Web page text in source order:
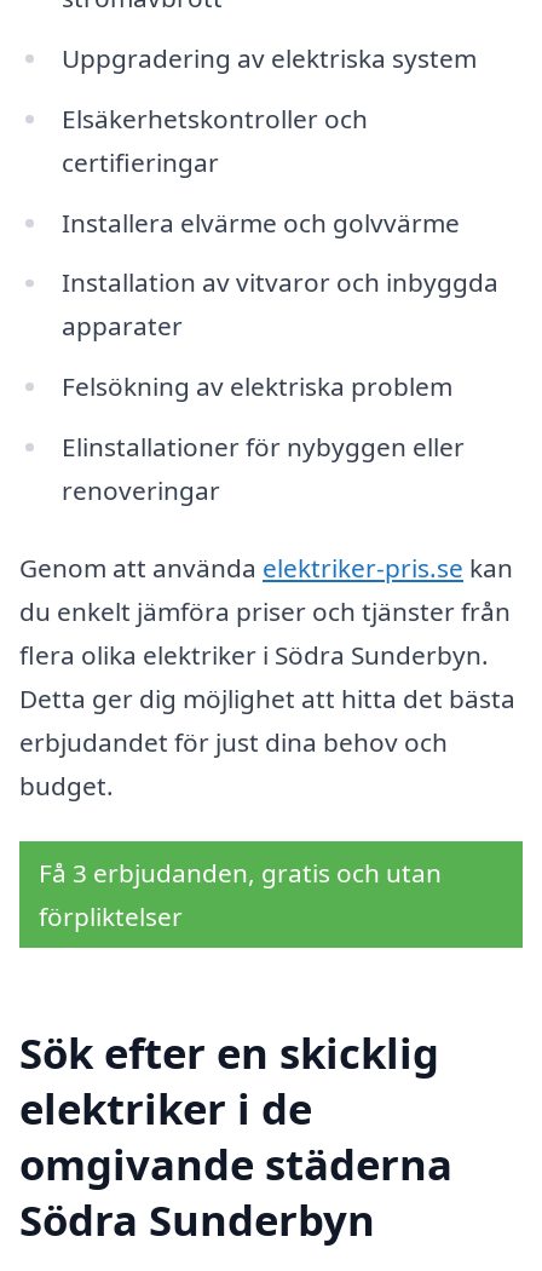
Uppgradering av elektriska system
Elsäkerhetskontroller och
certifieringar
Installera elvärme och golvvärme
Installation av vitvaror och inbyggda
apparater
Felsökning av elektriska problem
Elinstallationer för nybyggen eller
renoveringar
Genom att använda elektriker-pris.se kan
du enkelt jämföra priser och tjänster från
flera olika elektriker i Södra Sunderbyn.
Detta ger dig möjlighet att hitta det bästa
erbjudandet för just dina behov och
budget.
Få 3 erbjudanden, gratis och utan
förpliktelser
Sök efter en skicklig
elektriker i de
omgivande städerna
Södra Sunderbyn